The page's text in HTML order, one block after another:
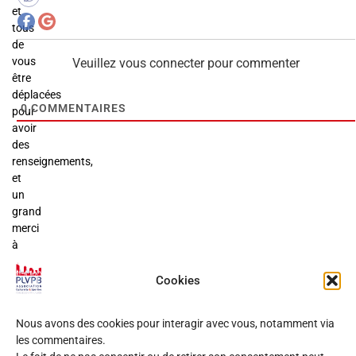
Cookies
Nous avons des cookies pour interagir avec vous, notamment via
les commentaires.
et
tous
de
vous
être
déplacées
pour
avoir
des
renseignements,
et
un
grand
merci
à
nos
bénévoles
qui
présenté
leurs
Veuillez vous connecter pour commenter
0COMMENTAIRES